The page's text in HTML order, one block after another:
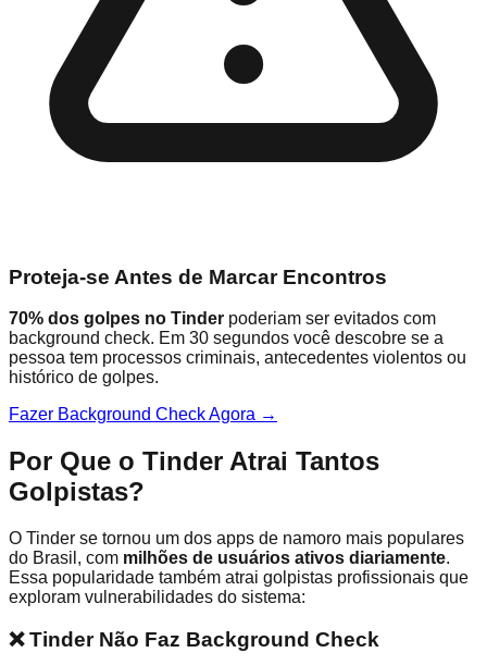
Proteja-se Antes de Marcar Encontros
70% dos golpes no Tinder poderiam ser evitados com
background check. Em 30 segundos você descobre se a
pessoa tem processos criminais, antecedentes violentos ou
histórico de golpes.
Fazer Background Check Agora →
Por Que o Tinder Atrai Tantos
Golpistas?
O Tinder se tornou um dos apps de namoro mais populares
do Brasil, com milhões de usuários ativos diariamente.
Essa popularidade também atrai golpistas profissionais que
exploram vulnerabilidades do sistema:
❌ Tinder Não Faz Background Check